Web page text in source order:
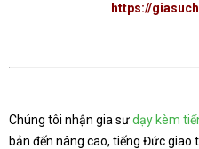
https://
Chúng tôi nhận gia sưdạy kèm
bản đến nâng cao, tiếng Đức giao